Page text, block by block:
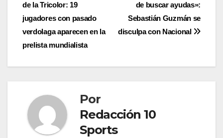
de buscar ayudas»:
Sebastián Guzmán se
disculpa con Nacional
de la Tricolor: 19
jugadores con pasado
verdolaga aparecen en la
prelista mundialista
Por
Redacción 10
Sports